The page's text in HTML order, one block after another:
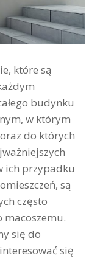
które są
budynku
w którym
do których
ich przypadku
są
często
się do
się